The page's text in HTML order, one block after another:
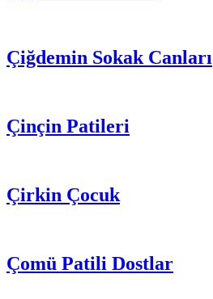
Çiğdemin Sokak Canları
Çinçin Patileri
Çirkin Çocuk
Çomü Patili Dostlar